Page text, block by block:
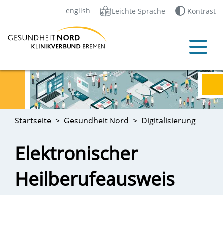
english Leichte Sprache Kontrast
Startseite Gesundheit Nord Digitalisierung
Elektronischer
Heilberufeausweis